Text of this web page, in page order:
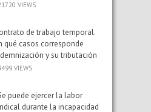
VIEWS
de trabajo temporal.
qué casos corresponde
y su tributación
VIEWS
puede ejercer la labor
durante la incapacidad